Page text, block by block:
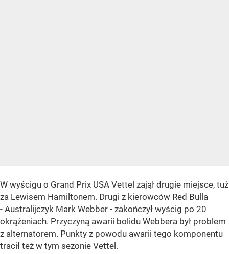
W wyścigu o Grand Prix USA Vettel zajął drugie miejsce, tuż
za Lewisem Hamiltonem. Drugi z kierowców Red Bulla
- Australijczyk Mark Webber - zakończył wyścig po 20
okrążeniach. Przyczyną awarii bolidu Webbera był problem
z alternatorem. Punkty z powodu awarii tego komponentu
tracił też w tym sezonie Vettel.